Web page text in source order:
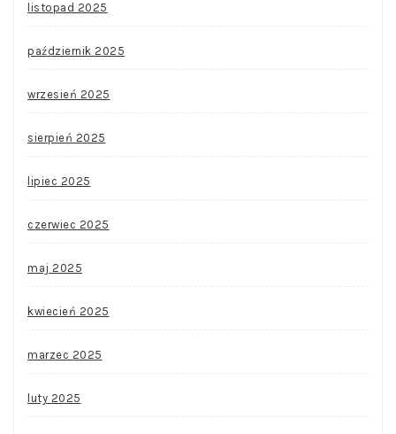
listopad 2025
październik 2025
wrzesień 2025
sierpień 2025
lipiec 2025
czerwiec 2025
maj 2025
kwiecień 2025
marzec 2025
luty 2025